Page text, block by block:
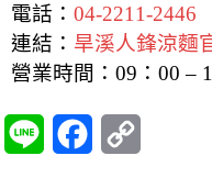
電話： 04-2211-2446
連結： 旱溪人鋒涼麵
營業時間： 09：00 –